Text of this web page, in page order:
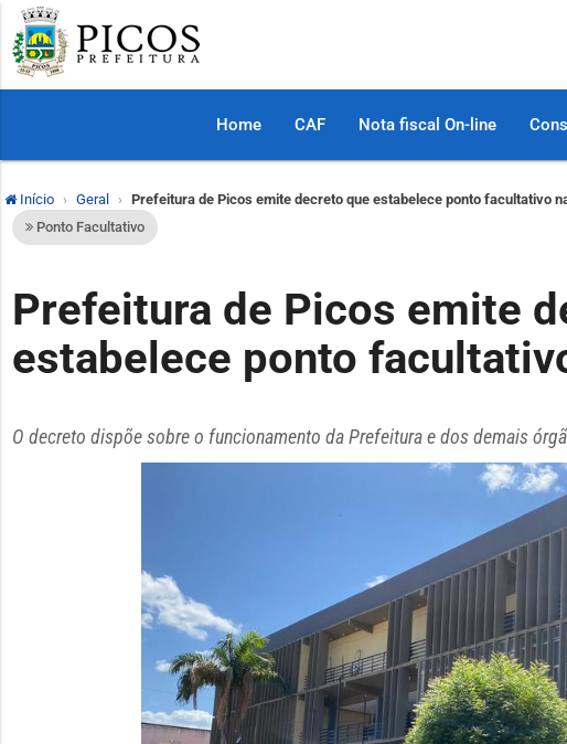
Home CAF Nota fiscal On-line
Início Geral
Prefeitura de Picos emite decreto que estabelece ponto facultativo
Ponto Facultativo
Prefeitura de Picos emite
estabelece ponto
O decreto dispõe sobre o funcionamento da Prefeitura e dos demais